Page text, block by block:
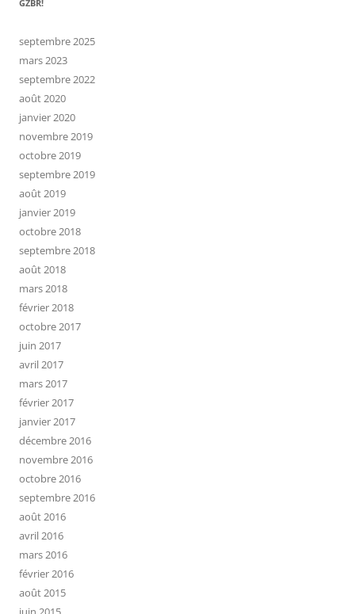
GZBR!
septembre 2025
mars 2023
septembre 2022
août 2020
janvier 2020
novembre 2019
octobre 2019
septembre 2019
août 2019
janvier 2019
octobre 2018
septembre 2018
août 2018
mars 2018
février 2018
octobre 2017
juin 2017
avril 2017
mars 2017
février 2017
janvier 2017
décembre 2016
novembre 2016
octobre 2016
septembre 2016
août 2016
avril 2016
mars 2016
février 2016
août 2015